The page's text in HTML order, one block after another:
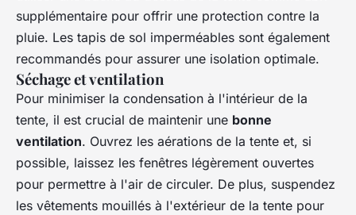
supplémentaire pour offrir une protection contre la
pluie. Les tapis de sol imperméables sont également
recommandés pour assurer une isolation optimale.
Séchage et ventilation
Pour minimiser la condensation à l'intérieur de la
tente, il est crucial de maintenir une bonne
ventilation. Ouvrez les aérations de la tente et, si
possible, laissez les fenêtres légèrement ouvertes
pour permettre à l'air de circuler. De plus, suspendez
les vêtements mouillés à l'extérieur de la tente pour